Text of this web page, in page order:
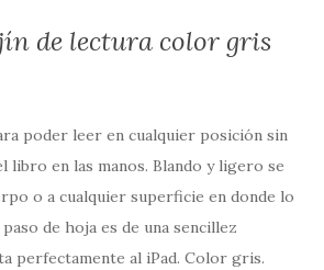
de lectura color gris
poder leer en cualquier posición sin
libro en las manos. Blando y ligero se
o a cualquier superficie en donde lo
de hoja es de una sencillez
perfectamente al iPad. Color gris.